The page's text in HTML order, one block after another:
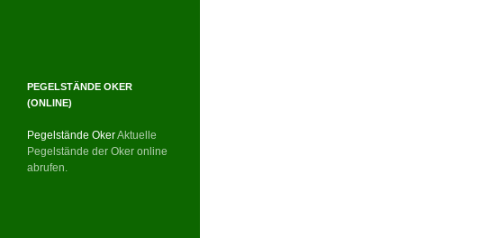
PEGELSTÄNDE OKER
(ONLINE)
Pegelstände OkerAktuelle
Pegelstände der Oker online
abrufen.